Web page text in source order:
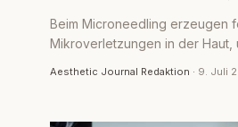
Beim Microneedling erzeugen
Mikroverletzungen in der Haut,
Aesthetic Journal Redaktion · 9. Juli